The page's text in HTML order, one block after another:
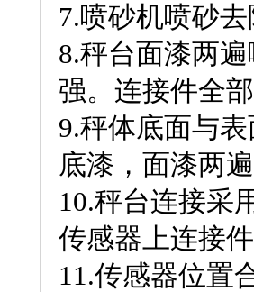
7.喷砂机喷砂
8.秤台面漆两
强。连接件全
9.秤体底面与
底漆，面漆两
10.秤台连接采
传感器上连接
11.传感器位置